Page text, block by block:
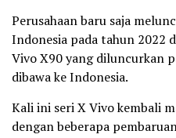
Perusahaan baru saja
Indonesia pada tahun 2022
Vivo X90 yang diluncurkan
dibawa ke Indonesia.
Kali ini seri X Vivo kembali
dengan beberapa